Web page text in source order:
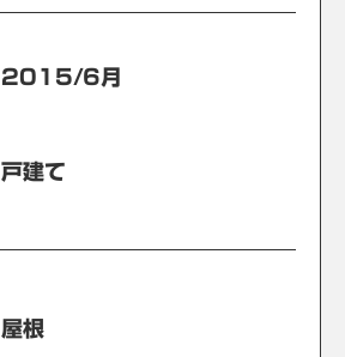
2015/6月
戸建て
屋根